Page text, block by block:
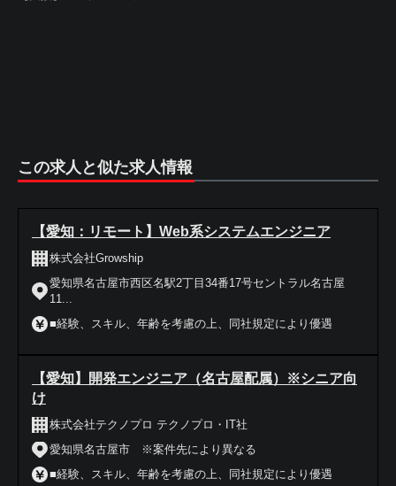
この求人と似た求人情報
【愛知：リモート】Web系システムエンジニア
株式会社Growship
愛知県名古屋市西区名駅2丁目34番17号セントラル名古屋
11...
■経験、スキル、年齢を考慮の上、同社規定により優遇
【愛知】開発エンジニア（名古屋配属）※シニア向
け
株式会社テクノプロ テクノプロ・IT社
愛知県名古屋市 ※案件先により異なる
■経験、スキル、年齢を考慮の上、同社規定により優遇